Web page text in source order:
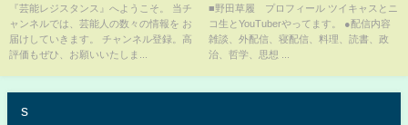
過ごしていた衝撃の真相に言葉
を失う！！【芸能】
『芸能レジスタンス』へようこそ。 当チ
ャンネルでは、芸能人の数々の情報を お
届けしていきます。 チャンネル登録。高
評価もぜひ、お願いいたしま...
■野田草履 プロフィール ツイキャスとニ
コ生とYouTuberやってます。 ●配信内容
雑談、外配信、寝配信、料理、読書、政
治、哲学、思想 ...
s